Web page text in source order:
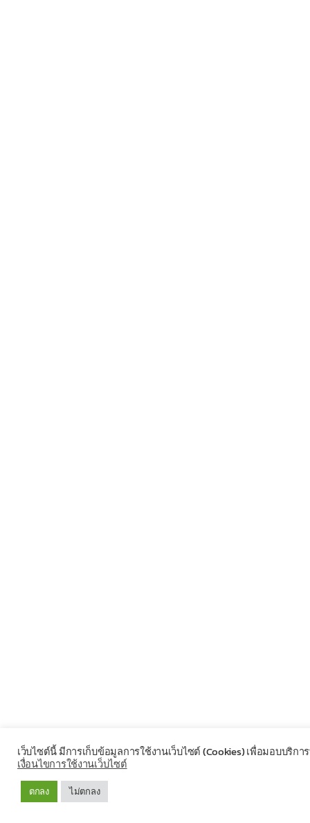
เว็บไซต์นี้ มีการเก็บข้อมูลการใช้งานเว็บไซต์ (Cookies) เพื่อมอบบริ
เงื่อนไขการใช้งานเว็บไซต์
ตกลง ไม่ตกลง